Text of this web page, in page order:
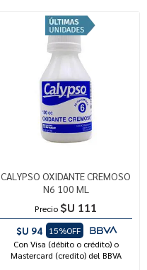
CALYPSO OXIDANTE CREMOSO
N6 100 ML
Precio $U 111
$U 94
15%OFF
Con Visa (débito o crédito) o
Mastercard (credito) del BBVA